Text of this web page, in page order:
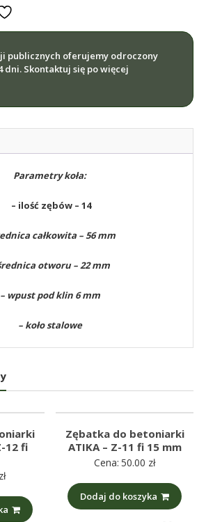
publicznych oferujemy odroczony
dni. Skontaktuj się po więcej
Parametry koła:
– ilość zębów – 14
całkowita – 56 mm
otworu – 22 mm
– wpust pod klin 6 mm
– koło stalowe
12 fi
zł
Zębatka do betoniarki
ATIKA – Z-11 fi 15 mm
Cena: 50.00 zł
Dodaj do koszyka